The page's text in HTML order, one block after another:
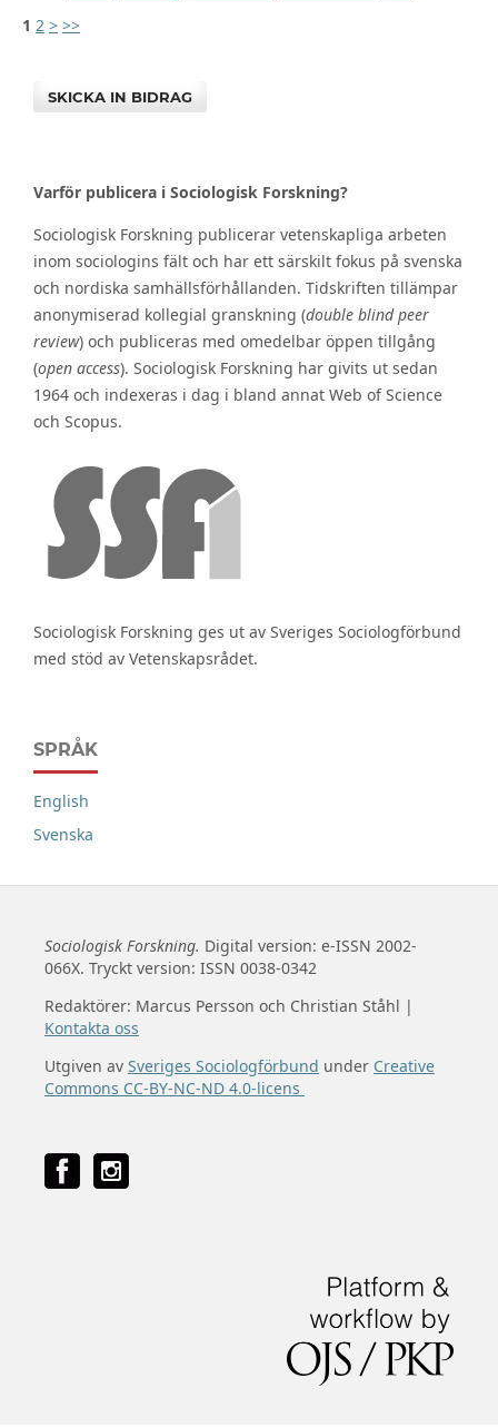
1 2 > >>
SKICKA IN BIDRAG
Varför publicera i Sociologisk Forskning?
Sociologisk Forskning publicerar vetenskapliga arbeten
inom sociologins fält och har ett särskilt fokus på svenska
och nordiska samhällsförhållanden. Tidskriften tillämpar
anonymiserad kollegial granskning (double blind peer
review) och publiceras med omedelbar öppen tillgång
(open access). Sociologisk Forskning har givits ut sedan
1964 och indexeras i dag i bland annat Web of Science
och Scopus.
Sociologisk Forskning ges ut av Sveriges Sociologförbund
med stöd av Vetenskapsrådet.
SPRÅK
English
Svenska
Sociologisk Forskning. Digital version: e-ISSN 2002-
066X. Tryckt version: ISSN 0038-0342
Redaktörer: Marcus Persson och Christian Ståhl |
Kontakta oss
Utgiven av Sveriges Sociologförbund under Creative
Commons CC-BY-NC-ND 4.0-licens